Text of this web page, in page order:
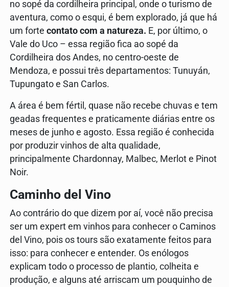
no sopé da cordilheira principal, onde o turismo de
aventura, como o esqui, é bem explorado, já que há
um forte contato com a natureza. E, por último, o
Vale do Uco – essa região fica ao sopé da
Cordilheira dos Andes, no centro-oeste de
Mendoza, e possui três departamentos: Tunuyán,
Tupungato e San Carlos.
A área é bem fértil, quase não recebe chuvas e tem
geadas frequentes e praticamente diárias entre os
meses de junho e agosto. Essa região é conhecida
por produzir vinhos de alta qualidade,
principalmente Chardonnay, Malbec, Merlot e Pinot
Noir.
Caminho del Vino
Ao contrário do que dizem por aí, você não precisa
ser um expert em vinhos para conhecer o Caminos
del Vino, pois os tours são exatamente feitos para
isso: para conhecer e entender. Os enólogos
explicam todo o processo de plantio, colheita e
produção, e alguns até arriscam um pouquinho de